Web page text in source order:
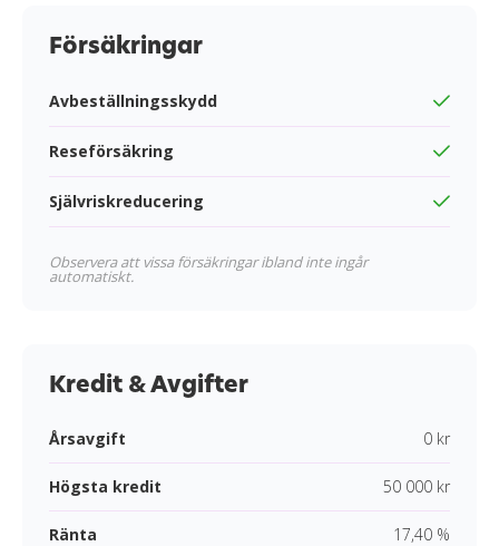
Försäkringar
Avbeställningsskydd
Reseförsäkring
Självriskreducering
Observera att vissa försäkringar ibland inte ingår
automatiskt.
Kredit & Avgifter
Årsavgift 0 kr
Högsta kredit 50 000 kr
Ränta 17,40 %